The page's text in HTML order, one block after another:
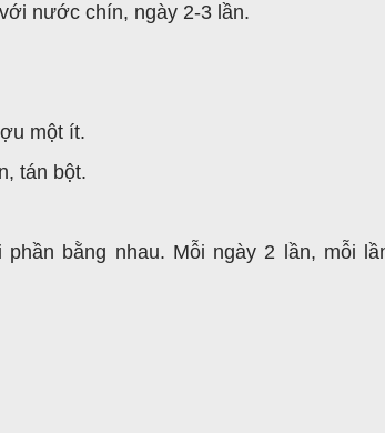
nước chín, ngày 2-3 lần.
một ít.
tán bột.
phần bằng nhau. Mỗi ngày 2 lần, mỗi